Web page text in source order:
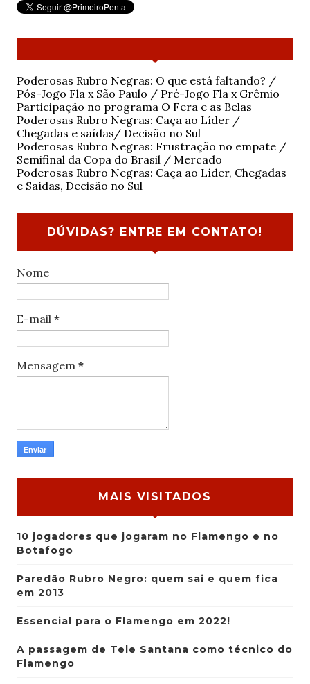
Poderosas Rubro Negras: O que está faltando? /
Pós-Jogo Fla x São Paulo / Pré-Jogo Fla x Grêmio
Participação no programa O Fera e as Belas
Poderosas Rubro Negras: Caça ao Líder /
Chegadas e saídas/ Decisão no Sul
Poderosas Rubro Negras: Frustração no empate /
Semifinal da Copa do Brasil / Mercado
Poderosas Rubro Negras: Caça ao Líder, Chegadas
e Saídas, Decisão no Sul
DÚVIDAS? ENTRE EM CONTATO!
Nome
E-mail *
Mensagem *
MAIS VISITADOS
10 jogadores que jogaram no Flamengo e no
Botafogo
Paredão Rubro Negro: quem sai e quem fica
em 2013
Essencial para o Flamengo em 2022!
A passagem de Tele Santana como técnico do
Flamengo